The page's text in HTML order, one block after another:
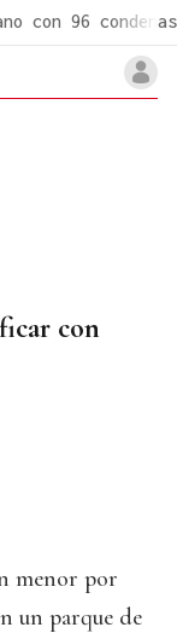
con 96 condenas
con
menor por
un parque de